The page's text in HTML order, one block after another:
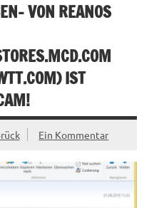
VON REANOS
) IST
Ein Kommentar